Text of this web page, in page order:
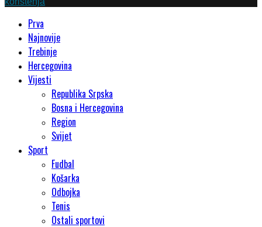
Prva
Najnovije
Trebinje
Hercegovina
Vijesti
Republika Srpska
Bosna i Hercegovina
Region
Svijet
Sport
Fudbal
Košarka
Odbojka
Tenis
Ostali sportovi